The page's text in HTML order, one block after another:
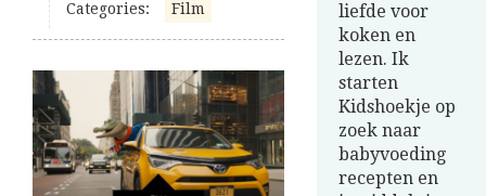
Categories: Film
liefde voor
koken en
lezen. Ik
starten
Kidshoekje op
zoek naar
babyvoeding
recepten en